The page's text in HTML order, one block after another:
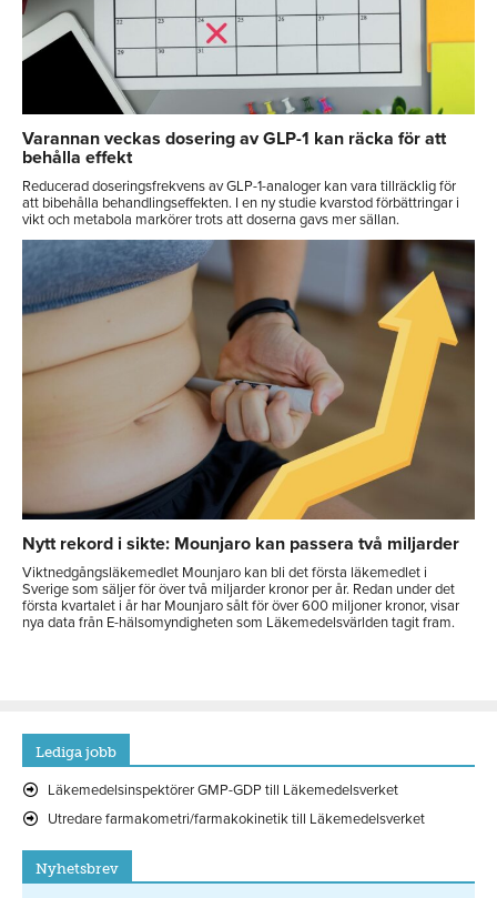
Varannan veckas dosering av GLP-1 kan räcka för att
behålla effekt
Reducerad doseringsfrekvens av GLP-1-analoger kan vara tillräcklig för
att bibehålla behandlingseffekten. I en ny studie kvarstod förbättringar i
vikt och metabola markörer trots att doserna gavs mer sällan.
Nytt rekord i sikte: Mounjaro kan passera två miljarder
Viktnedgångsläkemedlet Mounjaro kan bli det första läkemedlet i
Sverige som säljer för över två miljarder kronor per år. Redan under det
första kvartalet i år har Mounjaro sålt för över 600 miljoner kronor, visar
nya data från E-hälsomyndigheten som Läkemedelsvärlden tagit fram.
Lediga jobb
Läkemedelsinspektörer GMP-GDP till Läkemedelsverket
Utredare farmakometri/farmakokinetik till Läkemedelsverket
Nyhetsbrev